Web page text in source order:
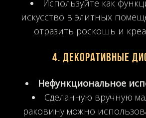
Используйте как
искусство в элитных
отразить роскошь и
4. Декоративные
Нефункциональное
Сделанную вручную
раковину можно